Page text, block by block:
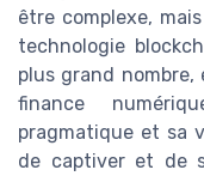
être complexe,
technologie
plus grand
finance
pragmatique et sa
de captiver et de